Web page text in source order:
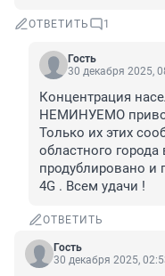
ОТВЕТИТЬ 1
Гость
30 декабря 2025,
Концентрация
НЕМИНУЕМО
Только их этих
областного
продублировано и
4G . Всем удачи !
ОТВЕТИТЬ
Гость
30 декабря 2025,